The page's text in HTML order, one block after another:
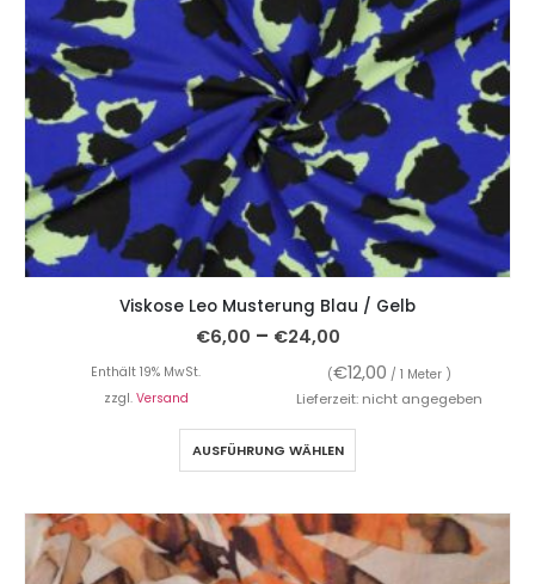
Viskose Leo Musterung Blau / Gelb
€6,00 – €24,00
Enthält 19% MwSt. (€12,00 / 1 Meter )
zzgl. Versand Lieferzeit: nicht angegeben
AUSFÜHRUNG WÄHLEN